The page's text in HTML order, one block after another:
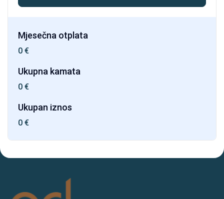
Mjesečna otplata
0 €
Ukupna kamata
0 €
Ukupan iznos
0 €